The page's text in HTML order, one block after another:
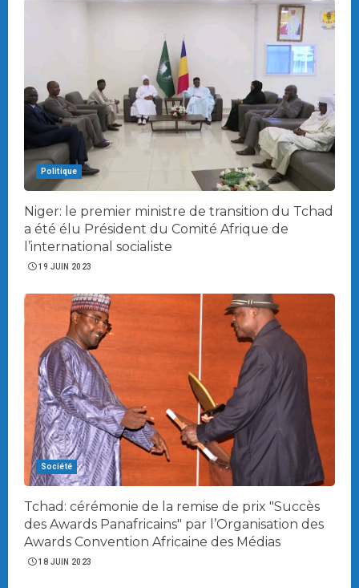
Politique
Niger: le premier ministre de transition du Tchad
a été élu Président du Comité Afrique de
l’international socialiste
19 JUIN 2023
Société
Tchad: cérémonie de la remise de prix "Succès
des Awards Panafricains" par l’Organisation des
Awards Convention Africaine des Médias
18 JUIN 2023